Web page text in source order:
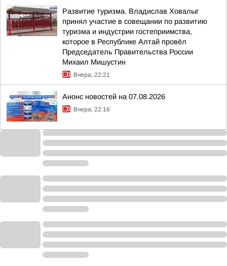
Развитие туризма. Владислав Ховалыг
принял участие в совещании по развитию
туризма и индустрии гостеприимства,
которое в Республике Алтай провёл
Председатель Правительства России
Михаил Мишустин
Вчера, 22:21
Анонс новостей на 07.08.2026
Вчера, 22:16